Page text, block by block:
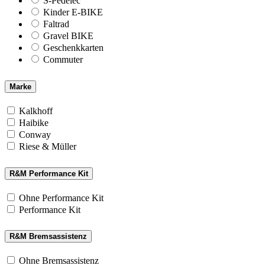
Kinder E-BIKE
Faltrad
Gravel BIKE
Geschenkkarten
Commuter
Marke
Kalkhoff
Haibike
Conway
Riese & Müller
R&M Performance Kit
Ohne Performance Kit
Performance Kit
R&M Bremsassistenz
Ohne Bremsassistenz